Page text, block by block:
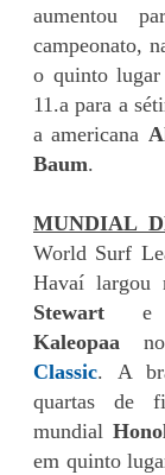
aumentou
campeonato,
o quinto
11.a para a
a americana
Baum.
MUNDIAL
World Surf
Havaí largou
Stewart e
Kaleopaa
Classic. A
quartas de
mundial
em quinto